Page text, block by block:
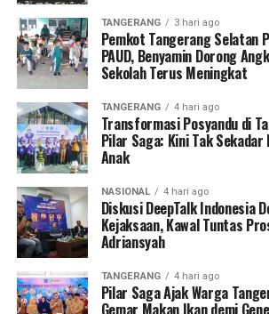
TANGERANG 3 hari ago
Pemkot Tangerang Selatan
PAUD, Benyamin Dorong
Sekolah Terus Meningkat
TANGERANG 4 hari ago
Transformasi Posyandu di
Pilar Saga: Kini Tak Sekadar
Anak
NASIONAL 4 hari ago
Diskusi DeepTalk Indonesia
Kejaksaan, Kawal Tuntas
Adriansyah
TANGERANG 4 hari ago
Pilar Saga Ajak Warga
Gemar Makan Ikan demi